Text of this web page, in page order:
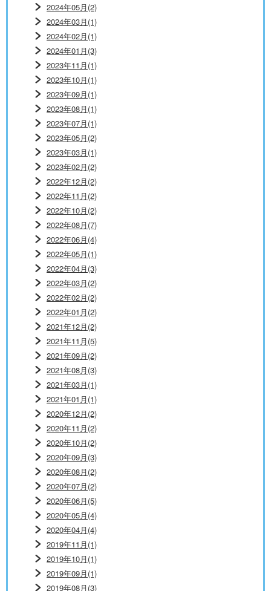
2024年05月(2)
2024年03月(1)
2024年02月(1)
2024年01月(3)
2023年11月(1)
2023年10月(1)
2023年09月(1)
2023年08月(1)
2023年07月(1)
2023年05月(2)
2023年03月(1)
2023年02月(2)
2022年12月(2)
2022年11月(2)
2022年10月(2)
2022年08月(7)
2022年06月(4)
2022年05月(1)
2022年04月(3)
2022年03月(2)
2022年02月(2)
2022年01月(2)
2021年12月(2)
2021年11月(5)
2021年09月(2)
2021年08月(3)
2021年03月(1)
2021年01月(1)
2020年12月(2)
2020年11月(2)
2020年10月(2)
2020年09月(3)
2020年08月(2)
2020年07月(2)
2020年06月(5)
2020年05月(4)
2020年04月(4)
2019年11月(1)
2019年10月(1)
2019年09月(1)
2019年08月(3)